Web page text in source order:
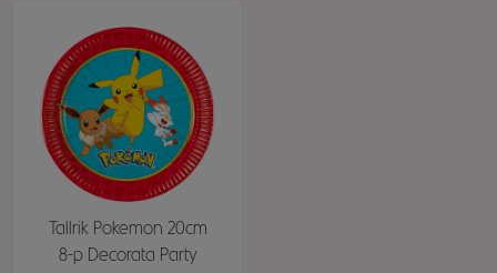
Tallrik Pokemon 20cm
8-p Decorata Party